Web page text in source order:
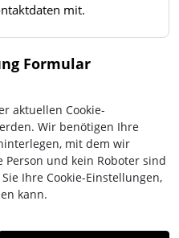
mit.
Formular
aktuellen Cookie-
Wir benötigen Ihre
mit dem wir
Person und kein Roboter sind
Ihre Cookie-Einstellungen,
kann.